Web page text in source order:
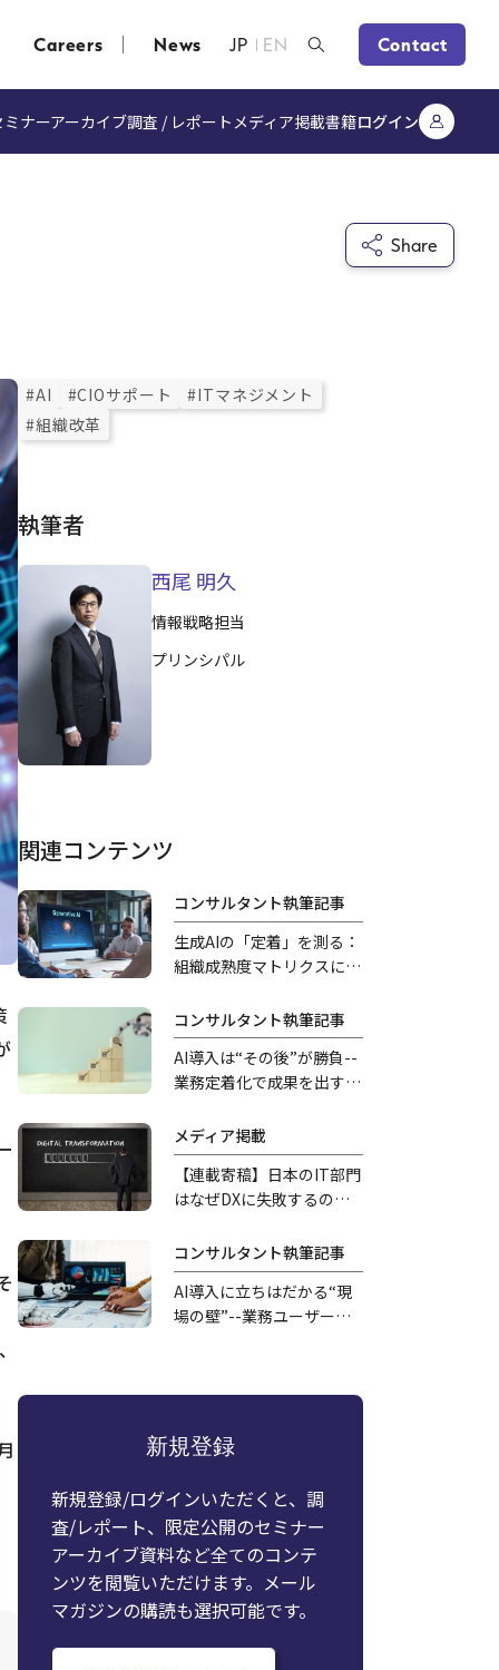
Careers News EN
JP Contact
ミナーアーカイブ調査 / レポート メディア掲載書籍ログイン
Share
#AI #CIOサポート
#ITマネジメント
#組織改革
執筆者
西尾 明久
情報戦略担当
プリンシパル
関連コンテンツ
コンサルタント執筆記事
生成AIの「定着」を測る：
組織成熟度マトリクスによ
的意義
コンサルタント執筆記事
AI導入は“その後”が勝負--
業務定着化で成果を出す方
メディア掲載
【連載寄稿】日本のIT部門
はなぜDXに失敗するの
学ぶ
コンサルタント執筆記事
AI導入に立ちはだかる“現
場の壁”--業務ユーザーか
新規登録
新規登録/ログインいただくと、調
査/レポート、限定公開のセミナー
アーカイブ資料など全てのコンテ
ンツを閲覧いただけます。メール
マガジンの購読も選択可能です。